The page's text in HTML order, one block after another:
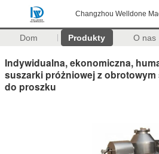
Changzhou Welldone
Dom Produkty O nas
Indywidualna, ekonomiczna,
suszarki próżniowej z
do proszku